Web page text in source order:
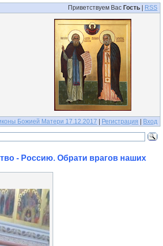
Приветствуем Вас Гость RSS
Божией Матери 17.12.2017 Регистрация Вход
- Россию. Обрати врагов наших